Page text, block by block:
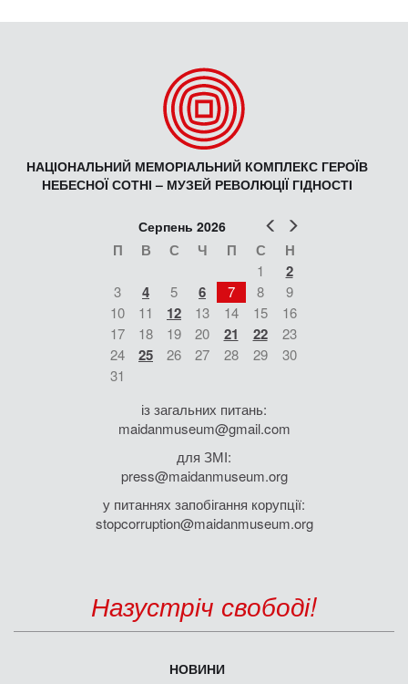
НАЦІОНАЛЬНИЙ МЕМОРІАЛЬНИЙ КОМПЛЕКС ГЕРОЇВ
НЕБЕСНОЇ СОТНІ – МУЗЕЙ РЕВОЛЮЦІЇ ГІДНОСТІ
Попер
Серпень 2026
П В С Ч П С Н
1 2
3 4 5 6 7 8
9
10
11 12 13 14 15
16
17
18 19 20 21 22
23
24
25 26 27 28 29
30
31
із загальних питань:
maidanmuseum@gmail.com
для ЗМІ:
press@maidanmuseum.org
у питаннях запобігання корупції:
stopcorruption@maidanmuseum.org
Назустріч свободі!
НОВИНИ